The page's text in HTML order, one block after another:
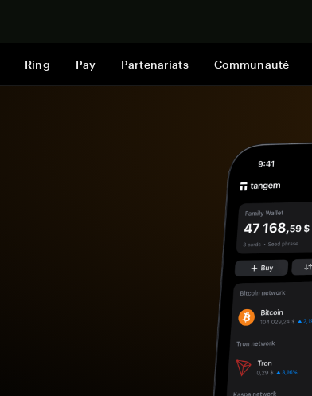
Ring Pay Partenariats Communauté